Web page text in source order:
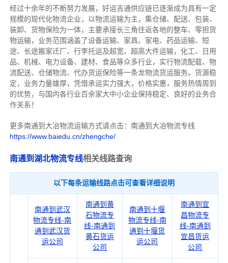
经过十余年的不断努力发展，好运吉通供应链已逐渐成为具有一定
规模的现代化物流企业，以物流运输为主，集仓储、配送、包装、
装卸、货物保险为一体，主要承接长三角往返各地的整车、零担货
物运输，业务范围涵盖了设备运输、家具、家电、药品运输、短
途、长途搬家迁厂、行李托运及超宽、超高大件运输，化工、日用
品、机械、电力设备、建材、食品等众多行业，实行物流配载、物
流配送、仓储物流、代办货运保险等一条龙物流货运服务。货源稳
定，业务力量雄厚，凭借承运实力强大，价格实惠，服务热情周到
的优势，与国内各行业百余家大中小企业保持稳定、良好的业务合
作关系！
更多南通到大冶物流运输方式请点击：南通到大冶物流专线
https://www.baiedu.cn/zhengche/
南通到湖北物流专线相关线路查询
以下每条运输线路点击可查看详细说明
南通到武汉
物流专线-南
通到武汉货
运公司
南通到黄
石物流专
线-南通到
黄石货运
公司
南通到十堰
物流专线-南
通到十堰货
运公司
南通到宜
昌物流专
线-南通到
宜昌货运
公司